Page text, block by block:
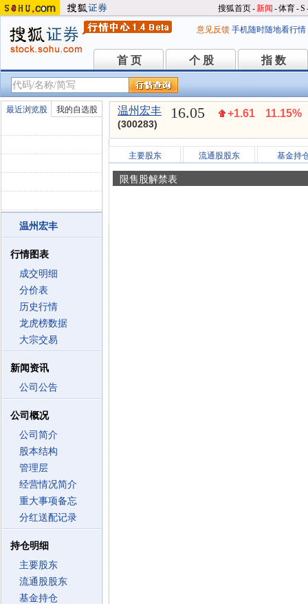
搜狐首页-新闻 -体育-S
意见反馈 手机随时随地看行情
首 页
首 页 个 股
个 股 指 数
指 数
最近浏览股 我的自选股
温州宏丰
行情图表
成交明细
分价表
历史行情
龙虎榜数据
大宗交易
新闻资讯
公司公告
公司概况
公司简介
股本结构
管理层
经营情况简介
重大事项备忘
分红送配记录
持仓明细
主要股东
流通股股东
基金持仓
温州宏丰
(300283)
16.05 +1.61 11.15%
主要股东 流通股股东 基金持
限售股解禁表